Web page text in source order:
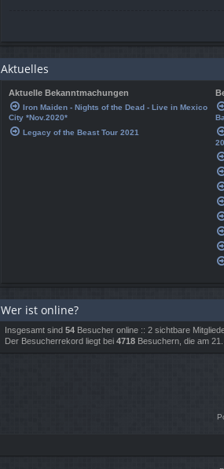
Aktuelles
Aktuelle Bekanntmachungen
Iron Maiden - Nights of the Dead - Live in Mexico
City *Nov.2020*
Legacy of the Beast Tour 2021
Wer ist online?
Insgesamt sind 54 Besucher online :: 2 sichtbare
Der Besucherrekord liegt bei 4718 Besuchern, die am